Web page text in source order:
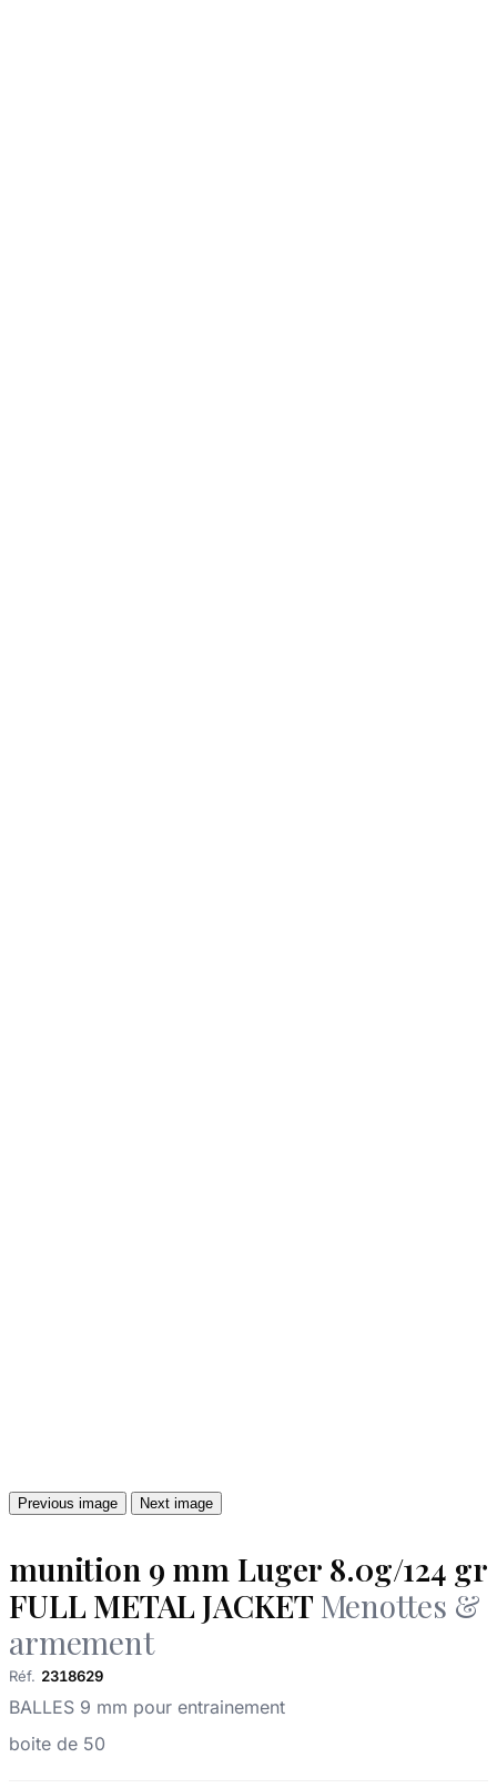
Previous image Next image
munition 9 mm Luger 8.0g/124 gr
FULL METAL JACKET Menottes &
armement
Réf. 2318629
BALLES 9 mm pour entrainement
boite de 50